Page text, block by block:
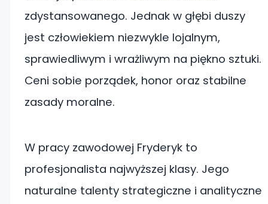
zdystansowanego. Jednak w głębi duszy
jest człowiekiem niezwykle lojalnym,
sprawiedliwym i wrażliwym na piękno sztuki.
Ceni sobie porządek, honor oraz stabilne
zasady moralne.
W pracy zawodowej Fryderyk to
profesjonalista najwyższej klasy. Jego
naturalne talenty strategiczne i analityczne